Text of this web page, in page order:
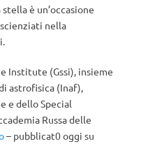
è un’occasione
nella
Institute (Gssi), insieme
astrofisica (Inaf),
e dello Special
Russa delle
– pubblicat0 oggi su